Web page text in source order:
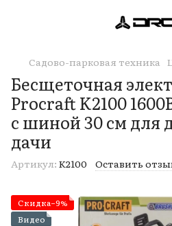
Садово-парковая техника
Бесщеточная
Procraft K2100
с шиной 30 см для
дачи
Артикул: K2100 Оставить
Скидка−9%
Видео